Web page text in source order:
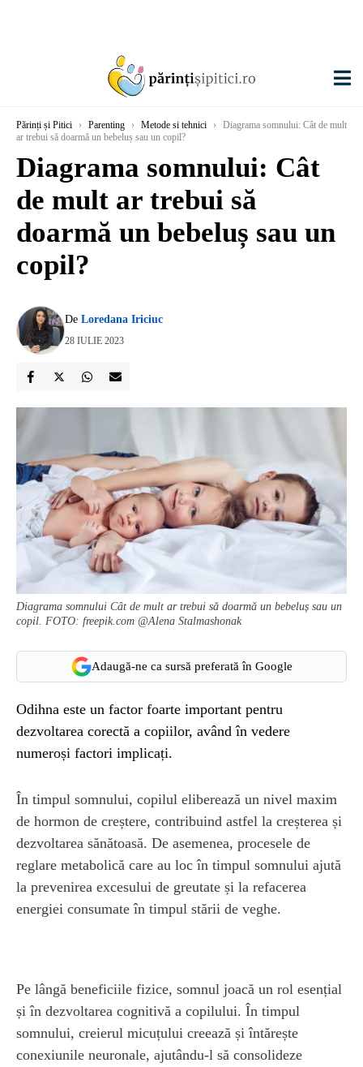
Părinți și Pitici › Parenting › Metode si tehnici ›
Diagrama somnului: Cât de mult
ar trebui să doarmă un bebeluș sau un copil?
Diagrama somnului: Cât
de mult ar trebui să
doarmă un bebeluș sau un
copil?
De Loredana Iriciuc
28 IULIE 2023
Diagrama somnului Cât de mult ar trebui să doarmă un bebeluș sau un
copil. FOTO: freepik.com @Alena Stalmashonak
Adaugă-ne ca sursă preferată în Google
Odihna este un factor foarte important pentru
dezvoltarea corectă a copiilor, având în vedere
numeroși factori implicați.
În timpul somnului, copilul eliberează un nivel maxim
de hormon de creștere, contribuind astfel la creșterea și
dezvoltarea sănătoasă. De asemenea, procesele de
reglare metabolică care au loc în timpul somnului ajută
la prevenirea excesului de greutate și la refacerea
energiei consumate în timpul stării de veghe.
Pe lângă beneficiile fizice, somnul joacă un rol esențial
și în dezvoltarea cognitivă a copilului. În timpul
somnului, creierul micuțului creează și întărește
conexiunile neuronale, ajutându-l să consolideze